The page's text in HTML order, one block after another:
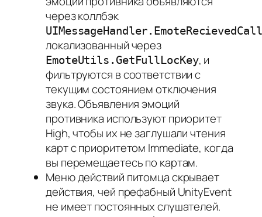
через коллбэк
локализованный через
EmoteUtils.GetFullLocKey, и
фильтруются в соответствии с
текущим состоянием отключения
звука. Объявления эмоций
противника используют приоритет
High, чтобы их не заглушали чтения
карт с приоритетом Immediate, когда
вы перемещаетесь по картам.
Меню действий питомца скрывает
действия, чей префабный UnityEvent
не имеет постоянных слушателей.